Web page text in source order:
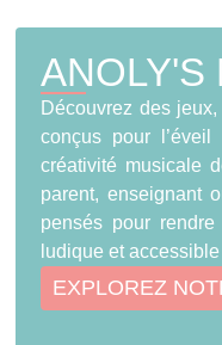
ANOLY'S
Découvrez des
conçus pour
créativité musicale
parent, enseignant
pensés pour
ludique et
EXPLOREZ